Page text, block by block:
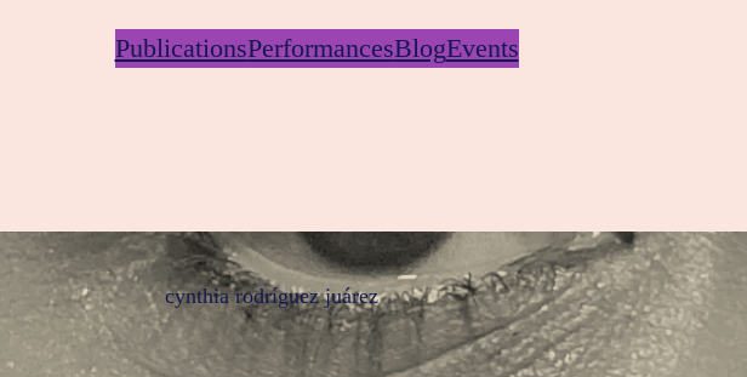
PublicationsPerformancesBlogEvents
cynthia rodríguez juárez